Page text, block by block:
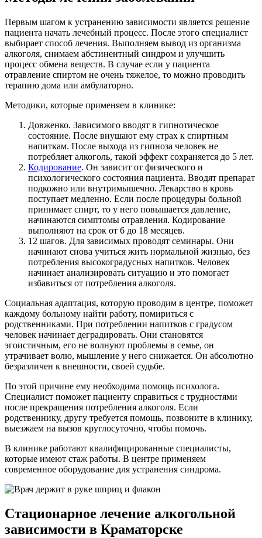
Первым шагом к устранению зависимости является решение
пациента начать лечебный процесс. После этого специалист
выбирает способ лечения. Выполняем вывод из организма
алкоголя, снимаем абстинентный синдром и улучшить
процесс обмена веществ. В случае если у пациента
отравление спиртом не очень тяжелое, то можно проводить
терапию дома или амбулаторно.
Методики, которые применяем в клинике:
Довженко. Зависимого вводят в гипнотическое
состояние. После внушают ему страх к спиртным
напиткам. После выхода из гипноза человек не
потребляет алкоголь, такой эффект сохраняется до 5 лет.
Кодирование. Он зависит от физического и
психологического состояния пациента. Вводят препарат
подкожно или внутримышечно. Лекарство в кровь
поступает медленно. Если после процедуры больной
принимает спирт, то у него повышается давление,
начинаются симптомы отравления. Кодирование
выполняют на срок от 6 до 18 месяцев.
12 шагов. Для зависимых проводят семинары. Они
начинают снова учиться жить нормальной жизнью, без
потребления высокоградусных напитков. Человек
начинает анализировать ситуацию и это помогает
избавиться от потребления алкоголя.
Социальная адаптация, которую проводим в центре, поможет
каждому больному найти работу, помириться с
родственниками. При потреблении напитков с градусом
человек начинает деградировать. Они становятся
эгоистичным, его не волнуют проблемы в семье, он
утрачивает волю, мышление у него снижается. Он абсолютно
безразличен к внешности, своей судьбе.
По этой причине ему необходима помощь психолога.
Специалист поможет пациенту справиться с трудностями
после прекращения потребления алкоголя. Если
родственнику, другу требуется помощь, позвоните в клинику,
выезжаем на вызов круглосуточно, чтобы помочь.
В клинике работают квалифицированные специалисты,
которые имеют стаж работы. В центре применяем
современное оборудование для устранения синдрома.
Стационарное лечение алкогольной
зависимости в Краматорске